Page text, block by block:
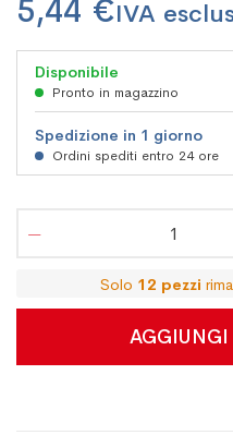
Disponibile
Pronto in magazzino
Spedizione in 1 giorno
Ordini spediti entro 24 ore
5,44 €
Solo 12 pezzi
AGGIUNGI